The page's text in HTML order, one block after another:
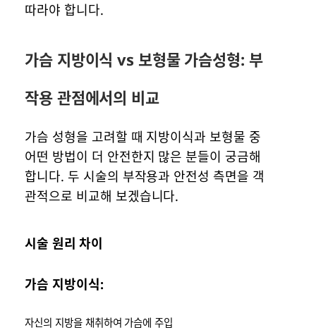
따라야 합니다.
가슴 지방이식 vs 보형물 가슴성형: 부
작용 관점에서의 비교
가슴 성형을 고려할 때 지방이식과 보형물 중
어떤 방법이 더 안전한지 많은 분들이 궁금해
합니다. 두 시술의 부작용과 안전성 측면을 객
관적으로 비교해 보겠습니다.
시술 원리 차이
가슴 지방이식:
자신의 지방을 채취하여 가슴에 주입